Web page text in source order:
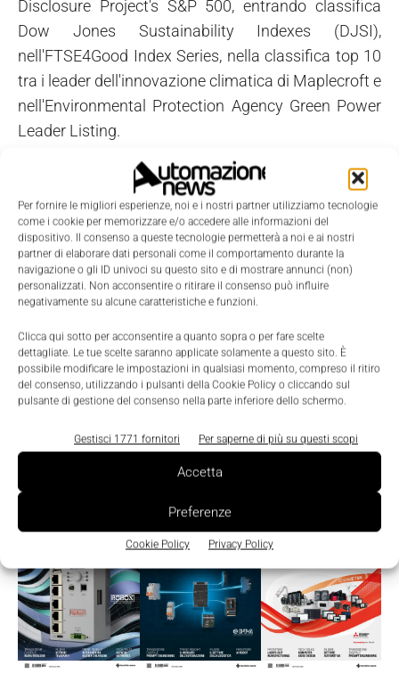
Per fornire le migliori esperienze, noi e i nostri partner utilizziamo tecnologie
come i cookie per memorizzare e/o accedere alle informazioni del
dispositivo. Il consenso a queste tecnologie permetterà a noi e ai nostri
partner di elaborare dati personali come il comportamento durante la
navigazione o gli ID univoci su questo sito e di mostrare annunci (non)
personalizzati. Non acconsentire o ritirare il consenso può influire
negativamente su alcune caratteristiche e funzioni.
Clicca qui sotto per acconsentire a quanto sopra o per fare scelte
dettagliate. Le tue scelte saranno applicate solamente a questo sito. È
possibile modificare le impostazioni in qualsiasi momento, compreso il ritiro
del consenso, utilizzando i pulsanti della Cookie Policy o cliccando sul
pulsante di gestione del consenso nella parte inferiore dello schermo.
Gestisci 1771 fornitori Per saperne di più su questi scopi
Accetta
Preferenze
Cookie Policy Privacy Policy
LEGGI LA RIVISTA ⇢
Disclosure Project's S&P 500, entrando classifica
Dow Jones Sustainability Indexes (DJSI),
nell'FTSE4Good Index Series, nella classifica top 10
tra i leader dell'innovazione climatica di Maplecroft e
nell'Environmental Protection Agency Green Power
Leader Listing.